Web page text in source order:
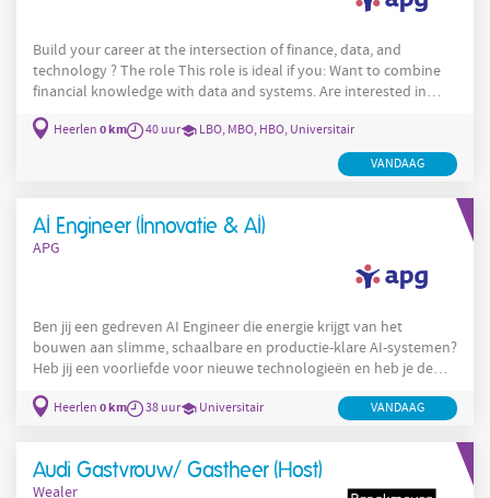
Build your career at the intersection of finance, data, and
technology ? The role This role is ideal if you: Want to combine
financial knowledge with data and systems. Are interested in
developing a technical skillset within asset management. Like to
work in a dynamic, operational environment with real business
availability, accuracy, and consistency of financial instrument
Heerlen 0 km 40 uur LBO, MBO, HBO, Universitair
VANDAAG
AI Engineer (Innovatie & AI)
APG
Ben jij een gedreven AI Engineer die energie krijgt van het
bouwen aan slimme, schaalbare en productie-klare AI-systemen?
Heb jij een voorliefde voor nieuwe technologieën en heb je de
Dan is dit de kans die je zoekt. Functieomschrijving In deze rol
complexe businessvraagstukken te
Heerlen 0 km 38 uur Universitair VANDAAG
Audi Gastvrouw/ Gastheer (Host)
Wealer